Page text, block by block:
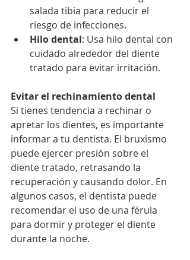
salada tibia para reducir el
riesgo de infecciones.
Hilo dental: Usa hilo dental con
cuidado alrededor del diente
tratado para evitar irritación.
Evitar el rechinamiento dental
Si tienes tendencia a rechinar o
apretar los dientes, es importante
informar a tu dentista. El bruxismo
puede ejercer presión sobre el
diente tratado, retrasando la
recuperación y causando dolor. En
algunos casos, el dentista puede
recomendar el uso de una férula
para dormir y proteger el diente
durante la noche.